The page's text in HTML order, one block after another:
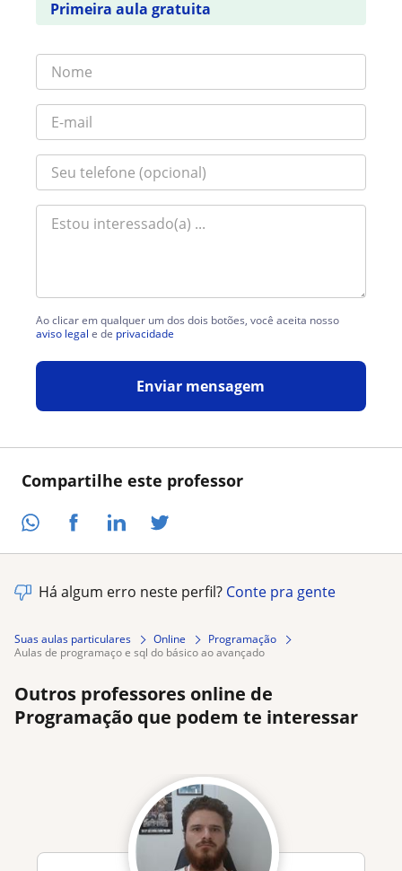
Compartilhe este professor
Primeira aula gratuita
Ao clicar em qualquer um dos dois botões, você aceita nosso
aviso legal e de privacidade
Enviar mensagem
Há algum erro neste perfil? Conte pra gente
Suas aulas particulares Online
Programação
aulas de programaço e sql do básico ao avançado
Outros professores online de
Programação que podem te interessar